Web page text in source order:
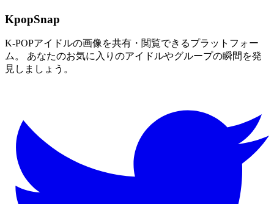
KpopSnap
K-POPアイドルの画像を共有・閲覧できるプラットフォー
ム。 あなたのお気に入りのアイドルやグループの瞬間を発
見しましょう。